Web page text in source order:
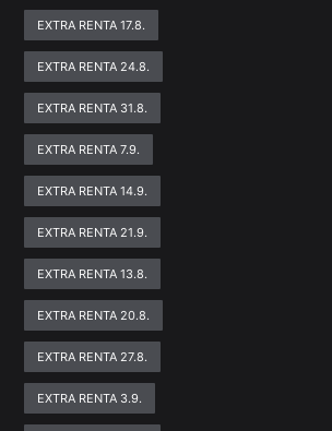
EXTRA RENTA 17.8.
EXTRA RENTA 24.8.
EXTRA RENTA 31.8.
EXTRA RENTA 7.9.
EXTRA RENTA 14.9.
EXTRA RENTA 21.9.
EXTRA RENTA 13.8.
EXTRA RENTA 20.8.
EXTRA RENTA 27.8.
EXTRA RENTA 3.9.